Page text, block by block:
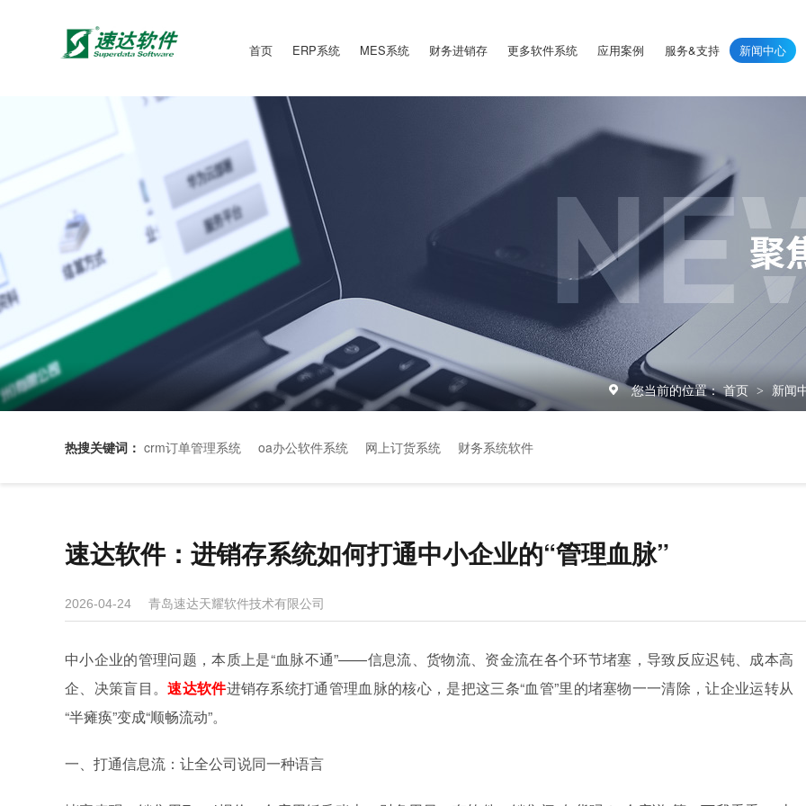
首页 ERP系统 MES系统 财务进销存 更多软件系统 应用案例 服务&支持 新闻中心
您当前的位置： 首页 > 新闻
热搜关键词： crm订单管理系统 oa办公软件系统 网上订货系统 财务系统软件
速达软件：进销存系统如何打通中小企业的“管理血脉”
2026-04-24 青岛速达天耀软件技术有限公司
中小企业的管理问题，本质上是“血脉不通”——信息流、货物流、资金流在各个环节堵塞，导致反应迟钝、成本高
企、决策盲目。速达软件进销存系统打通管理血脉的核心，是把这三条“血管”里的堵塞物一一清除，让企业运转从
“半瘫痪”变成“顺畅流动”。
一、打通信息流：让全公司说同一种语言